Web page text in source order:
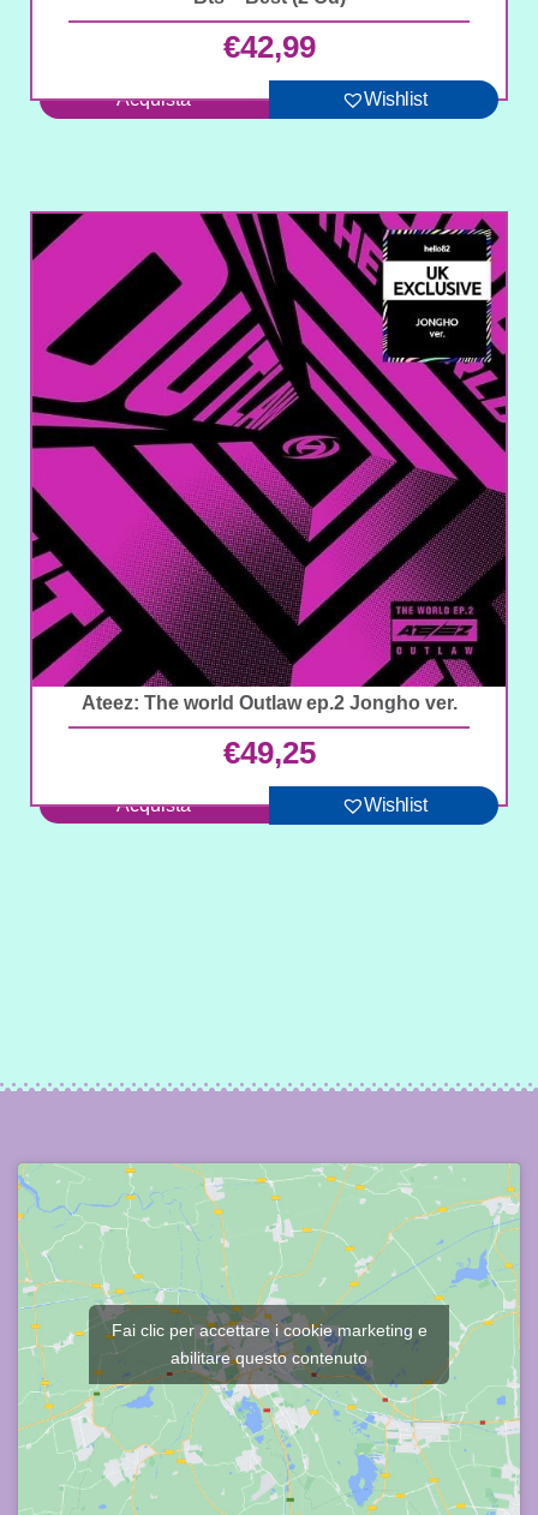
€42,99
Acquista Wishlist
Ateez: The world Outlaw ep.2 Jongho ver.
€49,25
Acquista Wishlist
Fai clic per accettare i cookie marketing e
abilitare questo contenuto